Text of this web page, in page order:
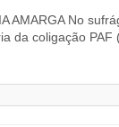
AMARGA No
da coligação PAF